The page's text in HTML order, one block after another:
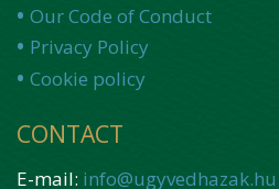
Our Code of Conduct
Privacy Policy
Cookie policy
CONTACT
E-mail: info@ugyvedhazak.hu